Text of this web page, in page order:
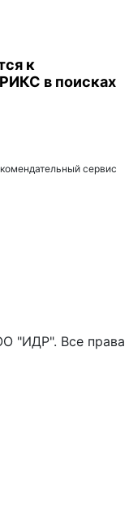
к
в поисках
сервис
"ИДР". Все права